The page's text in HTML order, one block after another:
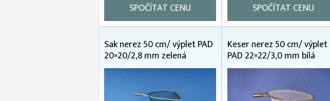
SPOČÍTAT CENU
SPOČÍTAT CENU
Sak nerez 50 cm/ výplet PAD
20×20/2,8 mm zelená
Keser nerez 50 cm/ výplet
PAD 22×22/3,0 mm bílá